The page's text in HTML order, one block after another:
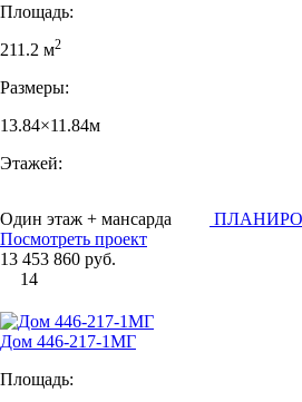
Площадь:
211.2 м2
Размеры:
13.84×11.84м
Этажей:
Один этаж + мансарда
Посмотреть проект
13 453 860 руб.
14
Дом 446-217-1МГ
Площадь: